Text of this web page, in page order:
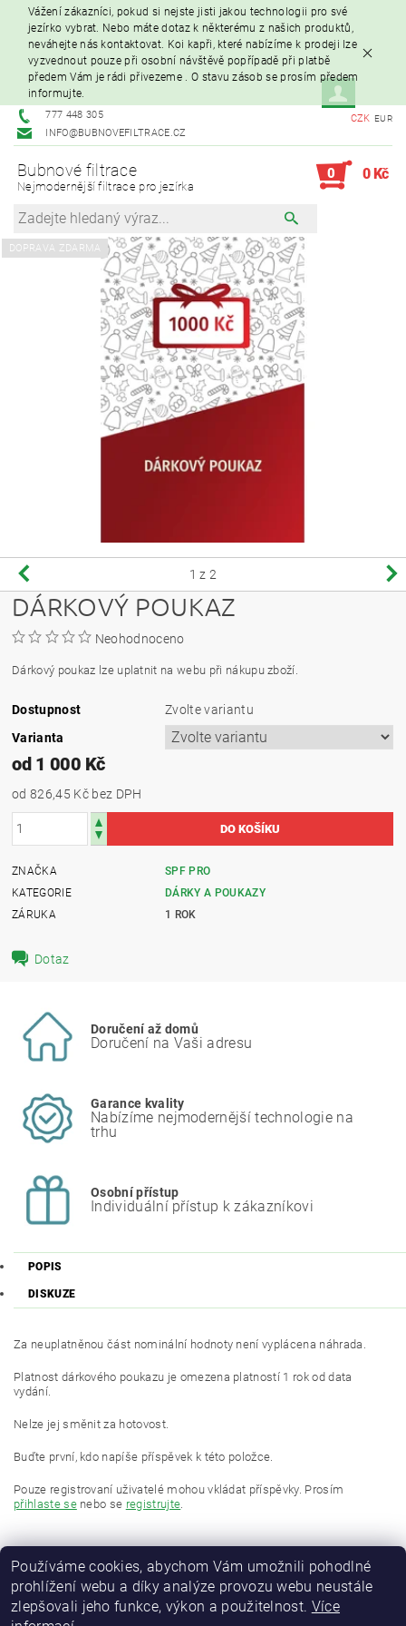
Vážení zákazníci, pokud si nejste jisti jakou technologii pro své
jezírko vybrat. Nebo máte dotaz k některému z našich produktů,
neváhejte nás kontaktovat. Koi kapři, které nabízíme k prodeji lze
vyzvednout pouze při osobní návštěvě popřípadě při platbě
předem Vám je rádi přivezeme . O stavu zásob se prosím předem
informujte.
777 448 305
INFO@BUBNOVEFILTRACE.CZ
CZK EUR
Bubnové filtrace
Nejmodernější filtrace pro jezírka
0 0 Kč
DOPRAVA ZDARMA
1 z 2
DÁRKOVÝ POUKAZ
Neohodnoceno
Dárkový poukaz lze uplatnit na webu při nákupu zboží.
Dostupnost
Zvolte variantu
Varianta
od 1 000 Kč
od 826,45 Kč bez DPH
ZNAČKA
SPF PRO
KATEGORIE
DÁRKY A POUKAZY
ZÁRUKA
1 ROK
Dotaz
Doručení až domů
Doručení na Vaši adresu
Garance kvality
Nabízíme nejmodernější technologie na
trhu
Osobní přístup
Individuální přístup k zákazníkovi
POPIS
DISKUZE
Za neuplatněnou část nominální hodnoty není vyplácena náhrada.
Platnost dárkového poukazu je omezena platností 1 rok od data
vydání.
Nelze jej směnit za hotovost.
Buďte první, kdo napíše příspěvek k této položce.
Pouze registrovaní uživatelé mohou vkládat příspěvky. Prosím
přihlaste senebo se registrujte
Používáme cookies, abychom Vám umožnili pohodlné
prohlížení webu a díky analýze provozu webu neustále
zlepšovali jeho funkce, výkon a použitelnost. Více